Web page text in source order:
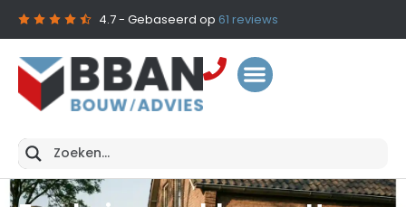
4.7- Gebaseerd op 61 reviews